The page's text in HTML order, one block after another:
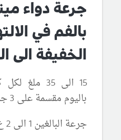
جرعة دواء
بالفم في
الخفيفة الى
15 الى 35
باليوم مقسمة على 3 جرعات
جرعة البالغين 1 الى 2 غ باليوم